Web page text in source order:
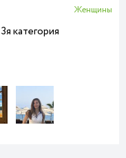
3я категория
Женщины